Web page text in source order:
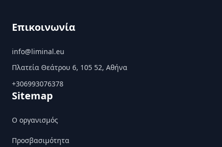
Επικοινωνία
info@liminal.eu
Πλατεία Θεάτρου 6, 105 52, Αθήνα
+306993076378
Sitemap
Ο οργανισμός
Προσβασιμότητα